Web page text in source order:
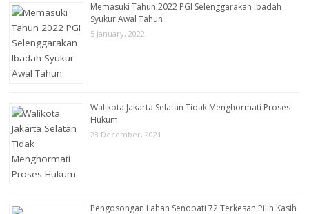
Memasuki Tahun 2022 PGI Selenggarakan Ibadah
Syukur Awal Tahun
5 January, 2022
Walikota Jakarta Selatan Tidak Menghormati Proses
Hukum
23 December, 2021
Pengosongan Lahan Senopati 72 Terkesan Pilih Kasih